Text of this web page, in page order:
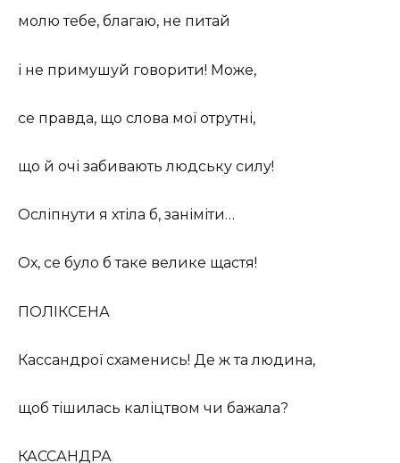
молю тебе, благаю, не питай
і не примушуй говорити! Може,
се правда, що слова мої отрутні,
що й очі забивають людську силу!
Осліпнути я хтіла б, заніміти…
Ох, се було б таке велике щастя!
ПОЛІКСЕНА
Кассандрої схаменись! Де ж та людина,
щоб тішилась каліцтвом чи бажала?
КАССАНДРА